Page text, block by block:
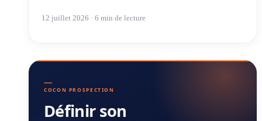
12 juillet 2026 · 6 min de lecture